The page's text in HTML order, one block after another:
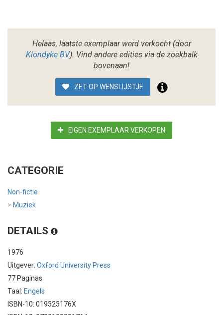
Helaas, laatste exemplaar werd verkocht (door
Klondyke BV). Vind andere edities via de zoekbalk
bovenaan!
ZET OP WENSLIJSTJE
EIGEN EXEMPLAAR VERKOPEN
CATEGORIE
Non-fictie
> Muziek
DETAILS
1976
Uitgever: Oxford University Press
77 Paginas
Taal: Engels
ISBN-10: 019323176X